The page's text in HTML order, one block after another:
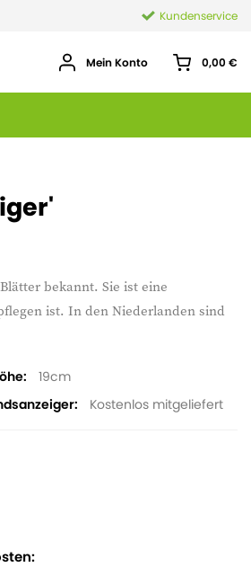
Kundenservice
Mein Konto 0,00 €
bekannt. Sie ist eine
ist. In den Niederlanden sind
19
Kostenlos mitgeliefert